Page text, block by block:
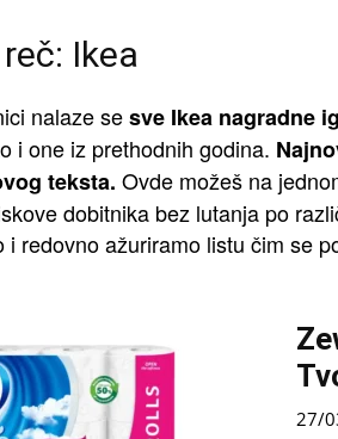
Ikea
nalaze sesve Ikea nagradne
i one iz prethodnih godina.
teksta. Ovde možeš na
dobitnika bez lutanja po
i redovno ažuriramo listu čim se
27/